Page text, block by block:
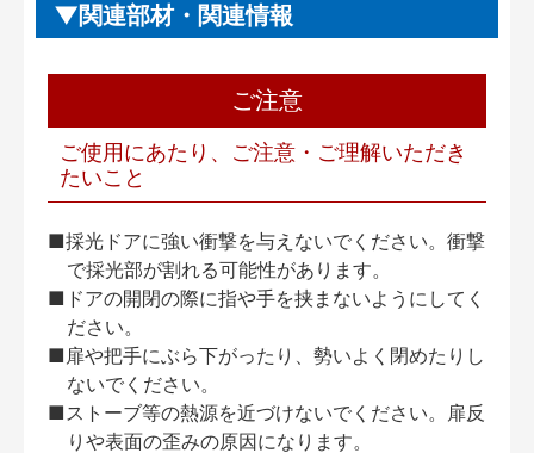
関連部材・関連情報
ご注意
ご使用にあたり、ご注意・ご理解いただき
たいこと
■採光ドアに強い衝撃を与えないでください。衝撃
で採光部が割れる可能性があります。
■ドアの開閉の際に指や手を挟まないようにしてく
ださい。
■扉や把手にぶら下がったり、勢いよく閉めたりし
ないでください。
■ストーブ等の熱源を近づけないでください。扉反
りや表面の歪みの原因になります。